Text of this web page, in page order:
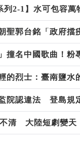
列2-1】水可包容
聖郭台銘「政府擋
撞名中國歌曲！粉
的烈士：臺南鹽水
院認違法 登島規
不清 大陸短劇變